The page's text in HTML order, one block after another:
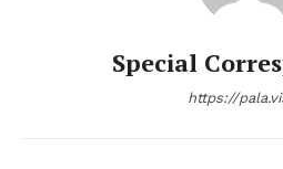
Special
https://